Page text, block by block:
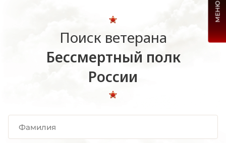
Поиск ветерана
Бессмертный полк
России
МЕНЮ